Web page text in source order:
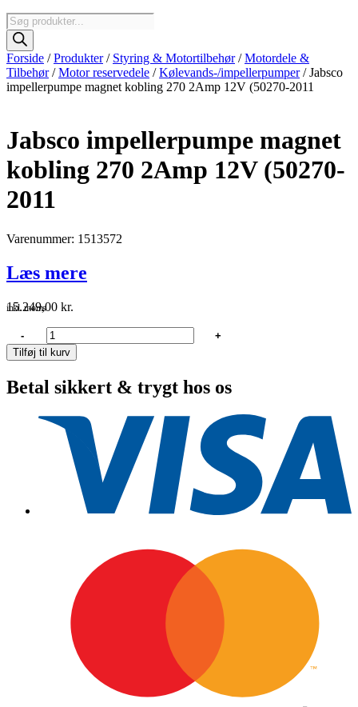
Products
search
Forside /Produkter/ Styring & Motortilbehør/Motordele &
Tilbehør/Motor reservedele /Kølevands-/impellerpumper/ Jabsco
impellerpumpe magnet kobling 270 2Amp 12V (50270-2011
Jabsco impellerpumpe magnet
kobling 270 2Amp 12V (50270-
2011
Varenummer: 1513572
Læs mere
15.249,00 kr.
inkl. moms
Jabsco
impellerpumpe
magnet
270
-
+
Tilføj til kurv
Betal sikkert & trygt hos os